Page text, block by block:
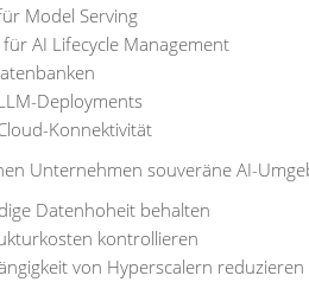
Model Serving
AI Lifecycle Management
Deployments
Konnektivität
Unternehmen souveräne AI-
Datenhoheit behalten
kontrollieren
von Hyperscalern reduzieren